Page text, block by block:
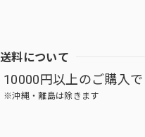
送料について
10000円以上のご購入で
※沖縄・離島は除きます